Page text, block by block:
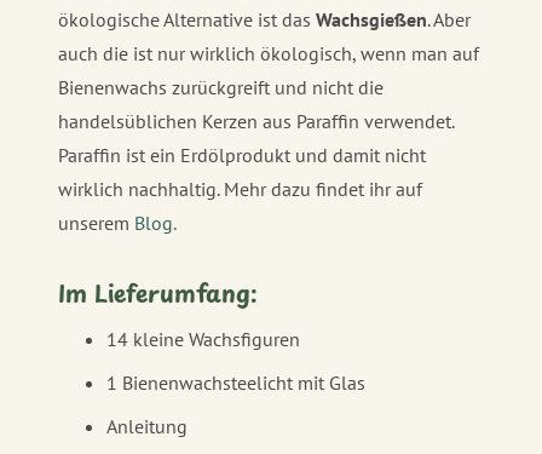
ökologische Alternative ist das Wachsgießen. Aber
auch die ist nur wirklich ökologisch, wenn man auf
Bienenwachs zurückgreift und nicht die
handelsüblichen Kerzen aus Paraffin verwendet.
Paraffin ist ein Erdölprodukt und damit nicht
wirklich nachhaltig. Mehr dazu findet ihr auf
unserem Blog.
Im Lieferumfang:
14 kleine Wachsfiguren
1 Bienenwachsteelicht mit Glas
Anleitung